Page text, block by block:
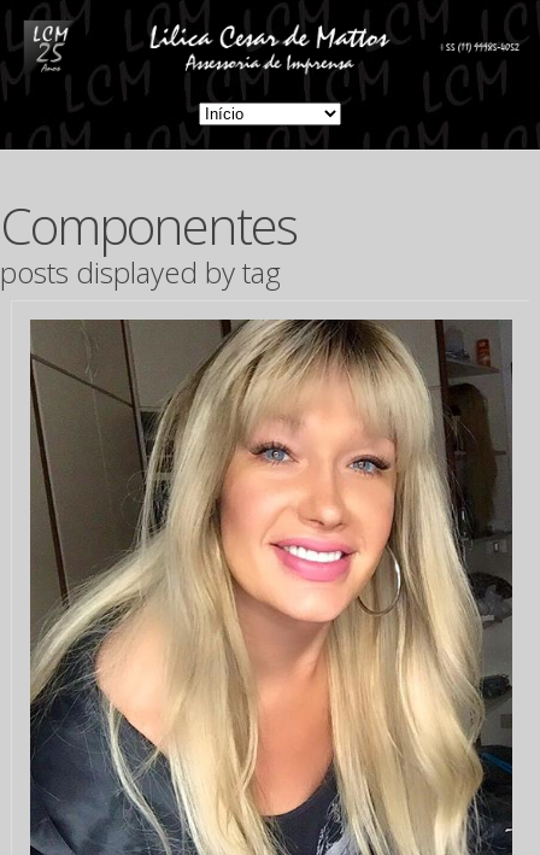
Componentes
posts displayed by tag